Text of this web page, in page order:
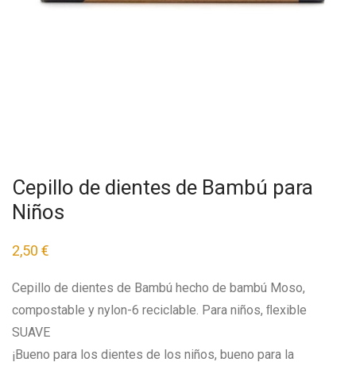
Cepillo de dientes de Bambú para
Niños
2,50 €
Cepillo de dientes de Bambú hecho de bambú Moso,
compostable y nylon-6 reciclable. Para niños, ﬂexible
SUAVE
¡Bueno para los dientes de los niños, bueno para la